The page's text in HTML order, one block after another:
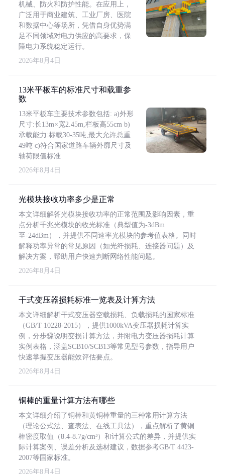
机械、防火和防护性能。在应用上，
广泛用于商业建筑、工业厂房、医院
和数据中心等场所，凭借自身优势满
足不同领域对电力供应的高要求，保
障电力系统稳定运行。
2026年8月4日
13米平板车的标准尺寸和载重参
数
13米平板车主要技术参数包括: a)外形
尺寸:长13m×宽2.45m,栏板高55cm b)
承载能力:标载30-35吨,最大允许总重
49吨 c)符合国家道路车辆外廓尺寸及
轴荷限值标准
2026年8月4日
光模块接收功率多少是正常
本文详细解答光模块接收功率的正常范围及影响因素，重
点分析千兆光模块的收光标准（典型值为-3dBm
至-24dBm），并提供不同速率光模块的参考值表格。同时
解释功率异常的常见原因（如光纤损耗、连接器问题）及
解决方案，帮助用户快速判断网络性能问题。
2026年8月4日
干式变压器损耗标准一览表及计算方法
本文详细解析干式变压器空载损耗、负载损耗的国家标准
（GB/T 10228-2015），提供1000kVA变压器损耗计算实
例，分步骤说明变损计算方法，并附电力变压器损耗计算
实例表格，涵盖SCB10/SCB13等常见型号参数，指导用户
快速掌握变压器能效评估要点。
2026年8月4日
铜棒的重量计算方法有哪些
本文详细介绍了铜棒和黄铜棒重量的三种常用计算方法
（理论公式法、查表法、在线工具法），重点解析了黄铜
棒密度取值（8.4-8.7g/cm³）和计算公式的差异，并提供实
际计算案例、误差分析及选材建议，数据参考GB/T 4423-
2007等国家标准。
2026年8月4日